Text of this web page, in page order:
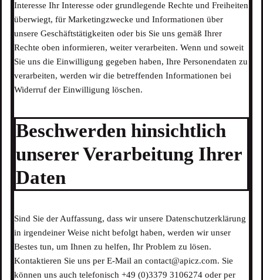
Interesse Ihr Interesse oder grundlegende Rechte und Freiheiten
überwiegt, für Marketingzwecke und Informationen über
unsere Geschäftstätigkeiten oder bis Sie uns gemäß Ihrer
Rechte oben informieren, weiter verarbeiten. Wenn und soweit
Sie uns die Einwilligung gegeben haben, Ihre Personendaten zu
verarbeiten, werden wir die betreffenden Informationen bei
Widerruf der Einwilligung löschen.
Beschwerden hinsichtlich
unserer Verarbeitung Ihrer
Daten
Sind Sie der Auffassung, dass wir unsere Datenschutzerklärung
in irgendeiner Weise nicht befolgt haben, werden wir unser
Bestes tun, um Ihnen zu helfen, Ihr Problem zu lösen.
Kontaktieren Sie uns per E-Mail an contact@apicz.com. Sie
können uns auch telefonisch +49 (0)3379 3106274 oder per